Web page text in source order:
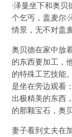
·泽曼坐下和奥
个乞丐，盖麦尔
情景，无不对盖
奥贝德在家中放
的东西要加工，
的特殊工艺技能
是坐在旁边观看
出极精美的东西
的那颗宝石，奥
妻子看到丈夫在